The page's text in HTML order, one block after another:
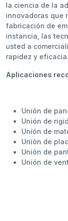
la ciencia de la
innovadoras que
fabricación de
instancia, las
usted a
rapidez y eficacia.
Aplicaciones
Unión de
Unión de
Unión de
Unión de
Unión de
Unión de